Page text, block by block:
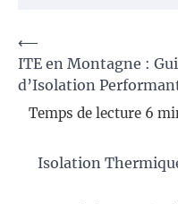
Navigation
de
l’article
⟵
ITE en Montagne :
d’Isolation
Isolation